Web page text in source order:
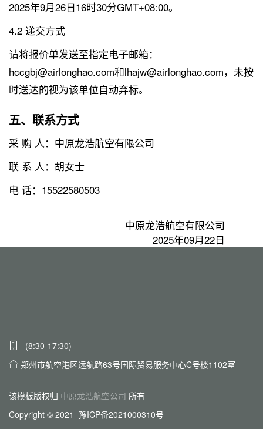
2025年9月26日16时30分GMT+08:00。
4.2 递交方式
请将报价单发送至指定电子邮箱：
hccgbj@airlonghao.com和lhajw@airlonghao.com，未按
时送达的视为该单位自动弃标。
五、联系方式
采 购 人：中原龙浩航空有限公司
联 系 人：胡女士
电 话：15522580503
中原龙浩航空有限公司
2025年09月22日
(8:30-17:30)
郑州市航空港区远航路63号国际贸易服务中心C号楼1102室
该模板版权归 中原龙浩航空公司 所有
Copyright © 2021 豫ICP备2021000310号